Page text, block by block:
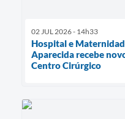
02 JUL 2026 - 14h33
Hospital e
Aparecida recebe
Centro Cirúrgico